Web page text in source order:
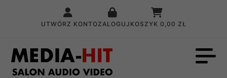
UTWÓRZ KONTOZALOGUJ KOSZYK 0,00 ZŁ